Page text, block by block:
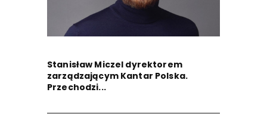
Stanisław Miczel dyrektorem
zarządzającym Kantar Polska.
Przechodzi...